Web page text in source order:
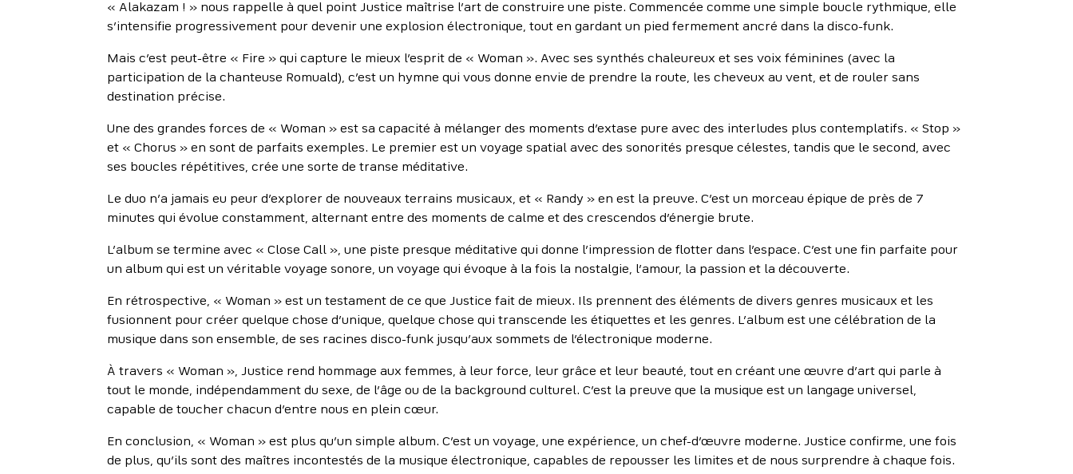
« Alakazam ! » nous rappelle à quel point Justice maîtrise l’art de construire une piste. Commencée comme une simple boucle rythmique, elle
s’intensifie progressivement pour devenir une explosion électronique, tout en gardant un pied fermement ancré dans la disco-funk.
Mais c’est peut-être « Fire » qui capture le mieux l’esprit de « Woman ». Avec ses synthés chaleureux et ses voix féminines (avec la
participation de la chanteuse Romuald), c’est un hymne qui vous donne envie de prendre la route, les cheveux au vent, et de rouler sans
destination précise.
Une des grandes forces de « Woman » est sa capacité à mélanger des moments d’extase pure avec des interludes plus contemplatifs. « Stop »
et « Chorus » en sont de parfaits exemples. Le premier est un voyage spatial avec des sonorités presque célestes, tandis que le second, avec
ses boucles répétitives, crée une sorte de transe méditative.
Le duo n’a jamais eu peur d’explorer de nouveaux terrains musicaux, et « Randy » en est la preuve. C’est un morceau épique de près de 7
minutes qui évolue constamment, alternant entre des moments de calme et des crescendos d’énergie brute.
L’album se termine avec « Close Call », une piste presque méditative qui donne l’impression de flotter dans l’espace. C’est une fin parfaite pour
un album qui est un véritable voyage sonore, un voyage qui évoque à la fois la nostalgie, l’amour, la passion et la découverte.
En rétrospective, « Woman » est un testament de ce que Justice fait de mieux. Ils prennent des éléments de divers genres musicaux et les
fusionnent pour créer quelque chose d’unique, quelque chose qui transcende les étiquettes et les genres. L’album est une célébration de la
musique dans son ensemble, de ses racines disco-funk jusqu’aux sommets de l’électronique moderne.
À travers « Woman », Justice rend hommage aux femmes, à leur force, leur grâce et leur beauté, tout en créant une œuvre d’art qui parle à
tout le monde, indépendamment du sexe, de l’âge ou de la background culturel. C’est la preuve que la musique est un langage universel,
capable de toucher chacun d’entre nous en plein cœur.
En conclusion, « Woman » est plus qu’un simple album. C’est un voyage, une expérience, un chef-d’œuvre moderne. Justice confirme, une fois
de plus, qu’ils sont des maîtres incontestés de la musique électronique, capables de repousser les limites et de nous surprendre à chaque fois.